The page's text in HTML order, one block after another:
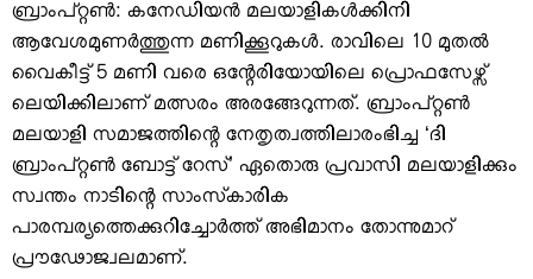
ബ്രാംപ്റ്റണ്‍: കനേഡിയന്‍ മലയാളികള്‍ക്കിനി
ആവേശമുണര്‍ത്തുന്ന മണിക്കൂറുകള്‍. രാവിലെ 10 മുതല്‍
വൈകീട്ട് 5 മണി വരെ ഒന്റേരിയോയിലെ പ്രൊഫസേഴ്സ്
ലെയിക്കിലാണ് മത്സരം അരങ്ങേറുന്നത്. ബ്രാംപ്റ്റണ്‍
മലയാളി സമാജത്തിന്റെ നേതൃത്വത്തിലാരംഭിച്ച ‘ദി
ബ്രാംപ്റ്റണ്‍ ബോട്ട് റേസ്’ ഏതൊരു പ്രവാസി മലയാളിക്കും
സ്വന്തം നാടിന്റെ സാംസ്‌കാരിക
പാരമ്പര്യത്തെക്കുറിച്ചോര്‍ത്ത് അഭിമാനം തോന്നുമാറ്
പ്രൗഢോജ്വലമാണ്.